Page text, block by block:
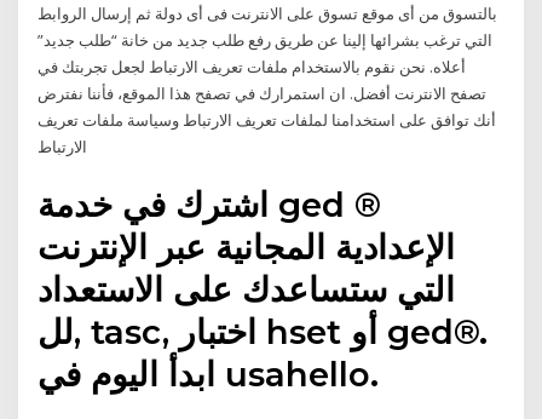
بالتسوق من أى موقع تسوق على الانترنت فى أى دولة ثم إرسال الروابط
التي ترغب بشرائها إلينا عن طريق رفع طلب جديد من خانة “طلب جديد”
أعلاه. نحن نقوم بالاستخدام ملفات تعريف الارتباط لجعل تجربتك في
تصفح الانترنت أفضل. ان استمرارك في تصفح هذا الموقع، فأننا نفترض
أنك توافق على استخدامنا لملفات تعريف الارتباط وسياسة ملفات تعريف
الارتباط
اشترك في خدمة ged ®
الإعدادية المجانية عبر الإنترنت
التي ستساعدك على الاستعداد
لل, tasc, اختبار hset أو ged®.
ابدأ اليوم في usahello.